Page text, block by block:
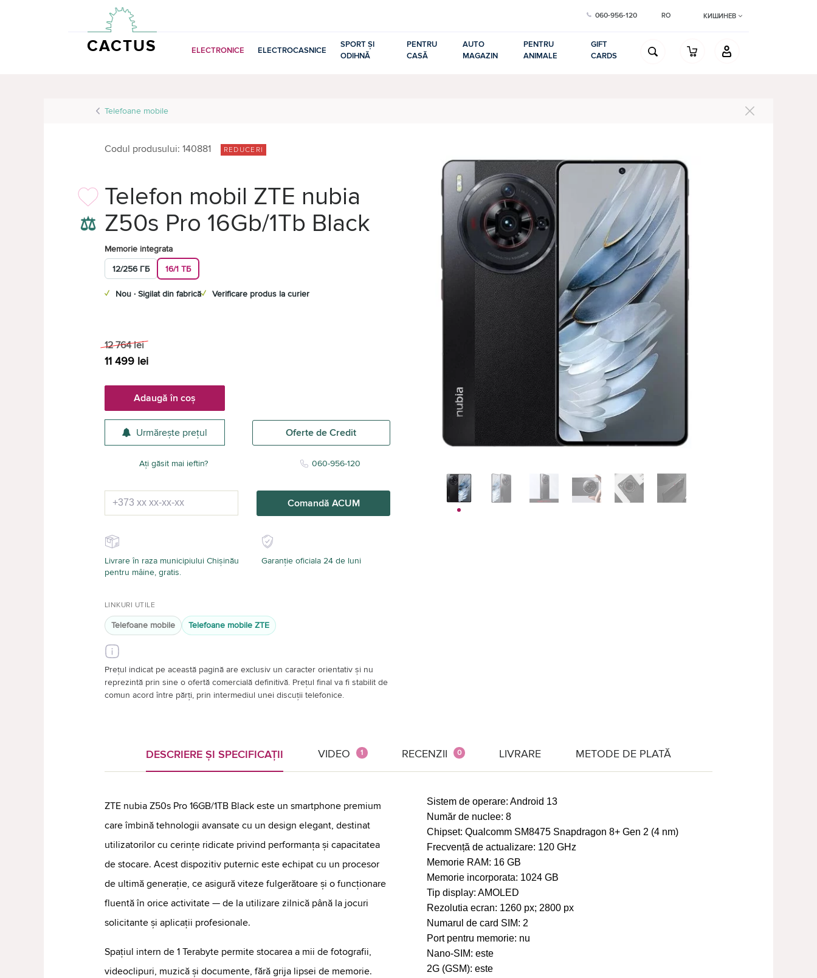
CACTUS
060-956-120 RO КИШИНЕВ
ELECTRONICE ELECTROCASNICE
SPORT ȘI
ODIHNĂ
PENTRU
CASĂ
AUTO
MAGAZIN
PENTRU
ANIMALE
GIFT
CARDS
Telefoane mobile
Codul produsului: 140881 REDUCERI
⚖
Telefon mobil ZTE nubia
Z50s Pro 16Gb/1Tb Black
Memorie integrata
12/256 ГБ
16/1 ТБ
✓ Nou · Sigilat din fabrică✓ Verificare produs la curier
12 764 lei
11 499 lei
Adaugă în coș
Urmărește prețul Oferte de Credit
Ați găsit mai ieftin? 060-956-120
Comandă ACUM
Livrare în raza municipiului Chișinău
pentru mâine, gratis.
Garanție oficiala 24 de luni
LINKURI UTILE
Telefoane mobile Telefoane mobile ZTE
Prețul indicat pe această pagină are exclusiv un caracter orientativ și nu
reprezintă prin sine o ofertă comercială definitivă. Prețul final va fi stabilit de
comun acord între părți, prin intermediul unei discuții telefonice.
DESCRIERE ȘI SPECIFICAȚII VIDEO 1 RECENZII 0 LIVRARE METODE DE PLATĂ
ZTE nubia Z50s Pro 16GB/1TB Black este un smartphone premium
care îmbină tehnologii avansate cu un design elegant, destinat
utilizatorilor cu cerințe ridicate privind performanța și capacitatea
de stocare. Acest dispozitiv puternic este echipat cu un procesor
de ultimă generație, ce asigură viteze fulgerătoare și o funcționare
fluentă în orice activitate — de la utilizare zilnică până la jocuri
solicitante și aplicații profesionale.
Spațiul intern de 1 Terabyte permite stocarea a mii de fotografii,
videoclipuri, muzică și documente, fără grija lipsei de memorie.
Sistem de operare: Android 13
Număr de nuclee: 8
Chipset: Qualcomm SM8475 Snapdragon 8+ Gen 2 (4 nm)
Frecvență de actualizare: 120 GHz
Memorie RAM: 16 GB
Memorie incorporata: 1024 GB
Tip display: AMOLED
Rezolutia ecran: 1260 px; 2800 px
Numarul de card SIM: 2
Port pentru memorie: nu
Nano-SIM: este
2G (GSM): este